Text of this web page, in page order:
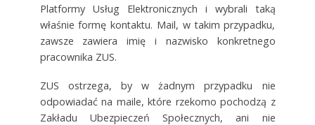
Platformy Usług Elektronicznych i wybrali taką
właśnie formę kontaktu. Mail, w takim przypadku,
zawsze zawiera imię i nazwisko konkretnego
pracownika ZUS.
ZUS ostrzega, by w żadnym przypadku nie
odpowiadać na maile, które rzekomo pochodzą z
Zakładu Ubezpieczeń Społecznych, ani nie